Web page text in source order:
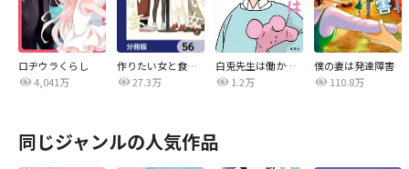
ロヂウラくらし
4,041万
作りたい女と食べたい女【分冊版】
27.3万
白兎先生は働かない【タテヨミ】
1.2万
僕の妻は発達障害
110.8万
同じジャンルの人気作品